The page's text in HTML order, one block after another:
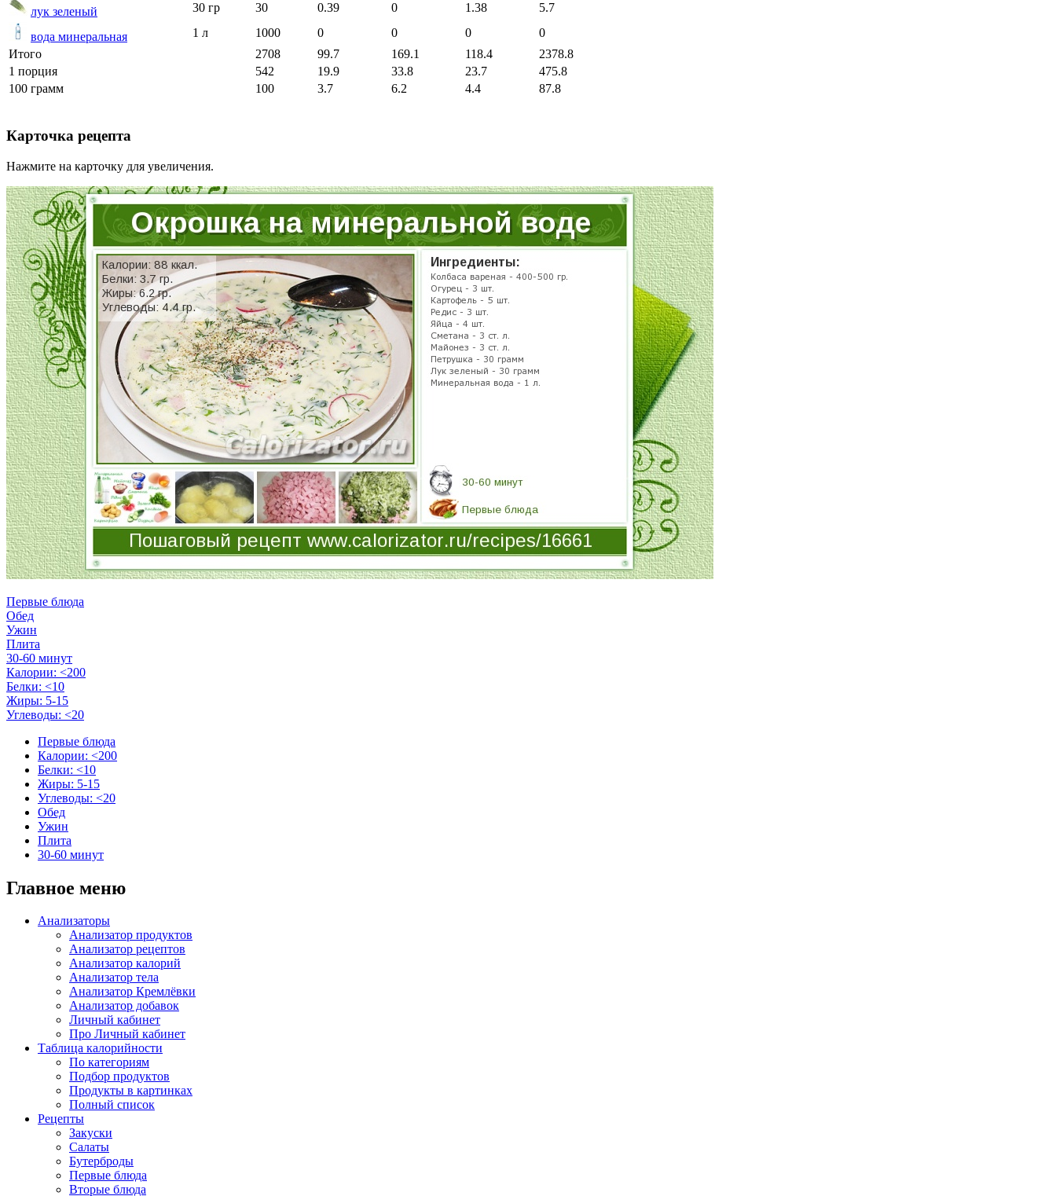
лук зеленый 30 гр 30 0.39 0 1.38 5.7
вода минеральная 1 л 1000 0 0 0
0
Итого
2708 99.7 169.1 118.4
2378.8
1 порция
542 19.9 33.8 23.7
475.8
100 грамм
100 3.7 6.2 4.4 87.8
Карточка рецепта
Нажмите на карточку для увеличения.
Первые блюда
Обед
Ужин
Плита
30-60 минут
Калории: <200
Белки: <10
Жиры: 5-15
Углеводы: <20
Первые блюда
Калории: <200
Белки: <10
Жиры: 5-15
Углеводы: <20
Обед
Ужин
Плита
30-60 минут
Главное меню
Анализаторы
Анализатор продуктов
Анализатор рецептов
Анализатор калорий
Анализатор тела
Анализатор Кремлёвки
Анализатор добавок
Личный кабинет
Про Личный кабинет
Таблица калорийности
По категориям
Подбор продуктов
Продукты в картинках
Полный список
Рецепты
Закуски
Салаты
Бутерброды
Первые блюда
Вторые блюда